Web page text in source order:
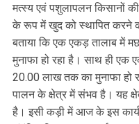
मत्स्य एवं पशुलापलन किसानों
के रूप में खुद को स्थापित करने
बताया कि एक एकड़ तालाब में
मुनाफा हो रहा है। साथ ही एक
20.00 लाख तक का मुनाफा हो
पालन के क्षेत्र में संभव है। यह
है। इसी कड़ी में आज के इस